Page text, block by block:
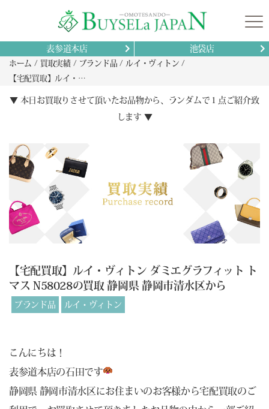
表参道本店 池袋店
ホーム 買取実績 ブランド品
ルイ・ヴィトン
【宅配買取】ルイ・ヴィトン ダミエグラフィット トマス N58028の買取 静岡県 静岡市清水区から
▼ 本日お買取りさせて頂いたお品物から、ランダムで１点ご紹介致
します ▼
【宅配買取】ルイ・ヴィトン ダミエグラフィット ト
マス N58028の買取 静岡県 静岡市清水区から
ブランド品 ルイ・ヴィトン
こんにちは！
表参道本店の石田です
静岡県 静岡市清水区にお住まいのお客様から宅配買取のご